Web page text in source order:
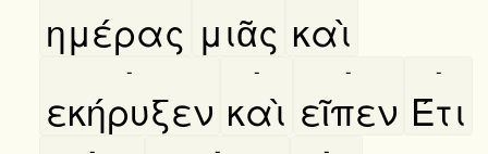
ημέρας μιᾶς καὶ
εκήρυξεν
-
καὶ
-
εῖπεν
-
Έτι
-